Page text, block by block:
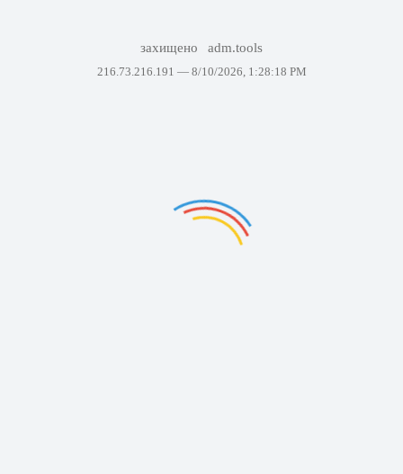
захищено adm.tools
216.73.216.191 — 8/10/2026, 1:28:18 PM